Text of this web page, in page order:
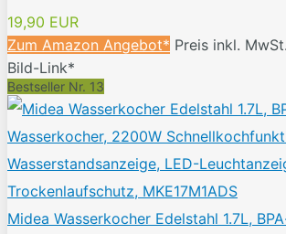
19,90 EUR
Zum Amazon Angebot* Preis inkl.
Bild-Link*
Bestseller Nr. 13
Midea Wasserkocher Edelstahl 1.7L,